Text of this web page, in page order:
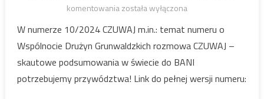
komentowaniaCZUWAJ
została wyłączona
W numerze 10/2024 CZUWAJ m.in.: temat numeru o
Wspólnocie Drużyn Grunwaldzkich rozmowa CZUWAJ –
skautowe podsumowania w świecie do BANI
potrzebujemy przywództwa! Link do pełnej wersji numeru: